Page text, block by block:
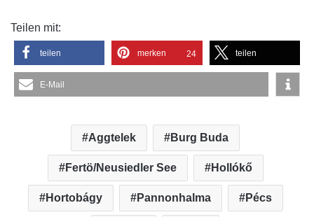
Teilen mit:
teilen merken 24 teilen
E-Mail
Aggtelek Burg Buda
Fertö/Neusiedler See Hollókő
Hortobágy Pannonhalma Pécs